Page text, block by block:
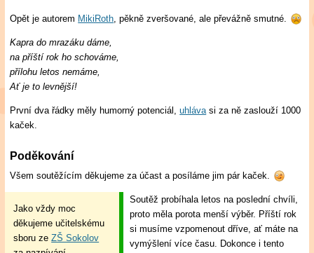
Opět je autorem MikiRoth , pěkně zveršované, ale převážně smutné.
Kapra do mrazáku dáme,
na příští rok ho schováme,
přílohu letos nemáme,
Ať je to levnější!
První dva řádky měly humorný potenciál,uhláva si za ně zaslouží 1000
kaček.
Poděkování
Všem soutěžícím děkujeme za účast a posíláme jim pár kaček.
Jako vždy moc
děkujeme učitelskému
sboru zeZŠ Sokolov
Soutěž probíhala letos na poslední chvíli,
proto měla porota menší výběr. Příští rok
si musíme vzpomenout dříve, ať máte na
vymýšlení více času. Dokonce i tento